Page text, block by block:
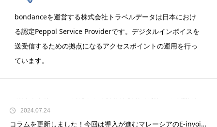
bondanceを運営する株式会社トラベルデータは日本におけ
る認定Peppol Service Providerです。デジタルインボイスを
送受信するための拠点になるアクセスポイントの運用を行っ
ています。
2024.03.29